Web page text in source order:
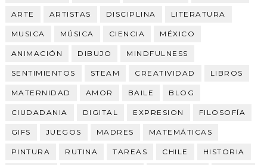
ARTE ARTISTAS DISCIPLINA LITERATURA
MUSICA MÚSICA CIENCIA MÉXICO
ANIMACIÓN DIBUJO MINDFULNESS
SENTIMIENTOS STEAM CREATIVIDAD LIBROS
MATERNIDAD AMOR BAILE BLOG
CIUDADANIA DIGITAL EXPRESION FILOSOFÍA
GIFS JUEGOS MADRES MATEMÁTICAS
PINTURA RUTINA TAREAS CHILE HISTORIA